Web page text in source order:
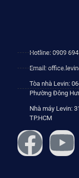
Hotline: 0909
Email:
Tòa nhà Levin:
Phường Đông
Nhà máy Levin:
TP.HCM